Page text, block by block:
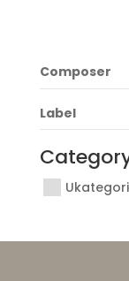
Composer
Label